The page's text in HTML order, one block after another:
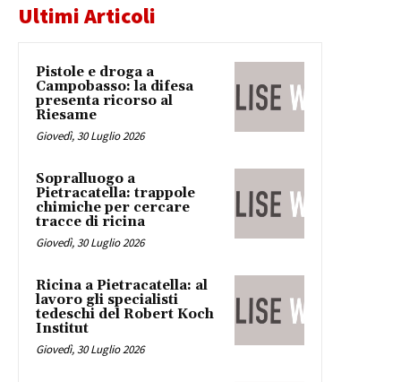
Ultimi Articoli
Pistole e droga a
Campobasso: la difesa
presenta ricorso al
Riesame
Giovedì, 30 Luglio 2026
Sopralluogo a
Pietracatella: trappole
chimiche per cercare
tracce di ricina
Giovedì, 30 Luglio 2026
Ricina a Pietracatella: al
lavoro gli specialisti
tedeschi del Robert Koch
Institut
Giovedì, 30 Luglio 2026